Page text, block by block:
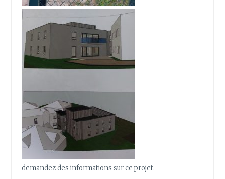
demandez des informations sur ce projet.